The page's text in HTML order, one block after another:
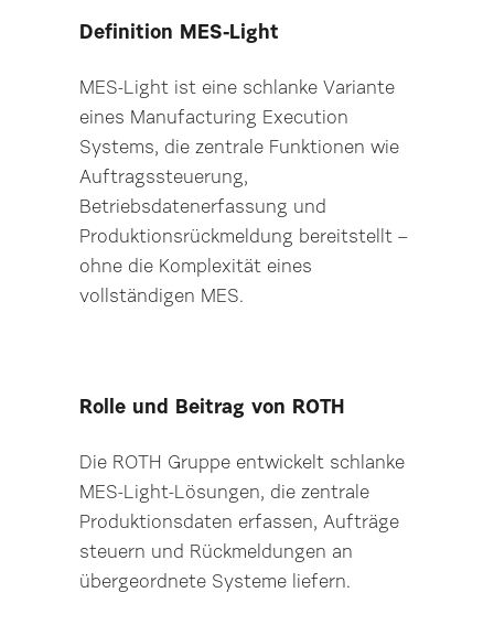
Definition MES-Light
MES-Light ist eine schlanke Variante
eines Manufacturing Execution
Systems, die zentrale Funktionen wie
Auftragssteuerung,
Betriebsdatenerfassung und
Produktionsrückmeldung bereitstellt –
ohne die Komplexität eines
vollständigen MES.
Rolle und Beitrag von ROTH
Die ROTH Gruppe entwickelt schlanke
MES-Light-Lösungen, die zentrale
Produktionsdaten erfassen, Aufträge
steuern und Rückmeldungen an
übergeordnete Systeme liefern.